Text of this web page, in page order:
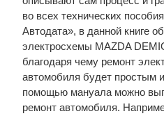
во всех технических
Автодата», в данной книге
электросхемы MAZDA
благодаря чему ремонт
автомобиля будет простым
помощью мануала можно
ремонт автомобиля.